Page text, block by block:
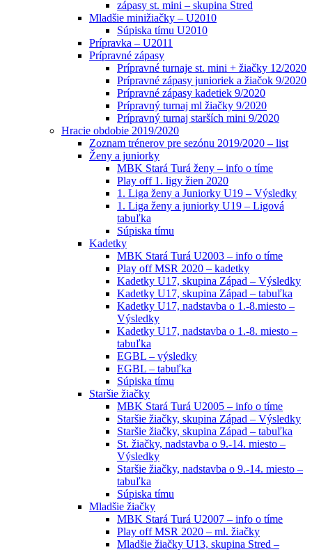
zápasy st. mini – skupina Stred
Mladšie minižiačky – U2010
Súpiska tímu U2010
Prípravka – U2011
Prípravné zápasy
Prípravné turnaje st. mini + žiačky 12/2020
Prípravné zápasy junioriek a žiačok 9/2020
Prípravné zápasy kadetiek 9/2020
Prípravný turnaj ml žiačky 9/2020
Prípravný turnaj starších mini 9/2020
Hracie obdobie 2019/2020
Zoznam trénerov pre sezónu 2019/2020 – list
Ženy a juniorky
MBK Stará Turá ženy – info o tíme
Play off 1. ligy žien 2020
1. Liga ženy a Juniorky U19 – Výsledky
1. Liga ženy a juniorky U19 – Ligová
tabuľka
Súpiska tímu
Kadetky
MBK Stará Turá U2003 – info o tíme
Play off MSR 2020 – kadetky
Kadetky U17, skupina Západ – Výsledky
Kadetky U17, skupina Západ – tabuľka
Kadetky U17, nadstavba o 1.-8.miesto –
Výsledky
Kadetky U17, nadstavba o 1.-8. miesto –
tabuľka
EGBL – výsledky
EGBL – tabuľka
Súpiska tímu
Staršie žiačky
MBK Stará Turá U2005 – info o tíme
Staršie žiačky, skupina Západ – Výsledky
Staršie žiačky, skupina Západ – tabuľka
St. žiačky, nadstavba o 9.-14. miesto –
Výsledky
Staršie žiačky, nadstavba o 9.-14. miesto –
tabuľka
Súpiska tímu
Mladšie žiačky
MBK Stará Turá U2007 – info o tíme
Play off MSR 2020 – ml. žiačky
Mladšie žiačky U13, skupina Stred –